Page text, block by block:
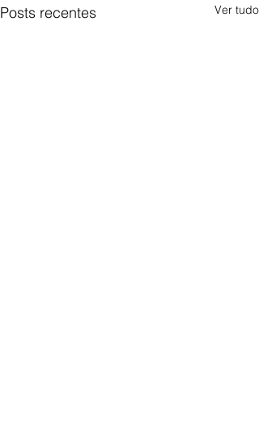
Posts recentes Ver tudo